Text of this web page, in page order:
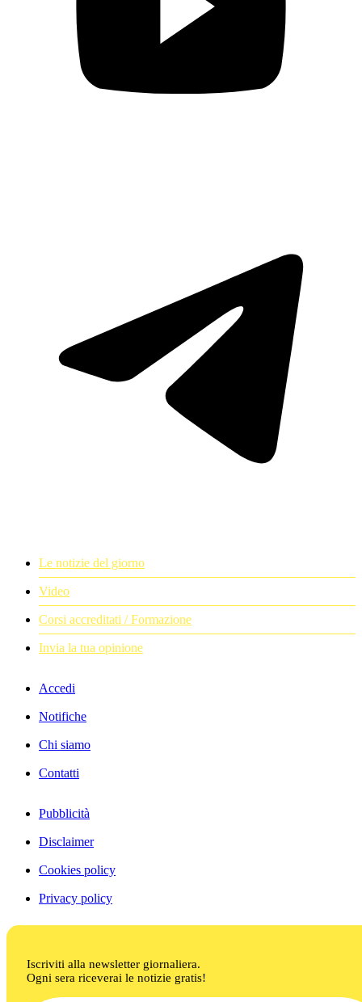
Le notizie del giorno
Video
Corsi accreditati / Formazione
Invia la tua opinione
Accedi
Notifiche
Chi siamo
Contatti
Pubblicità
Disclaimer
Cookies policy
Privacy policy
Iscriviti alla newsletter giornaliera.
Ogni sera riceverai le notizie gratis!